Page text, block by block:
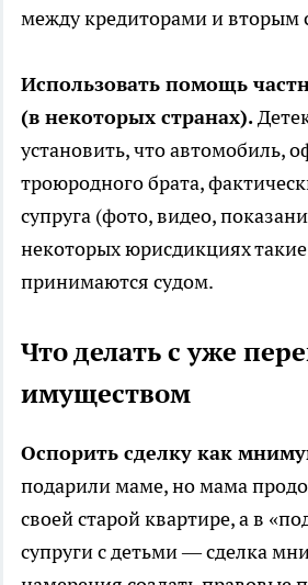
между кредиторами и вторым
Использовать помощь
(в некоторых странах).
установить, что автомобиль,
троюродного брата,
супруга (фото, видео,
некоторых юрисдикциях такие
принимаются судом.
Что делать с уже
имуществом
Оспорить сделку как
подарили маме, но мама
своей старой квартире, а в
супруги с детьми — сделка